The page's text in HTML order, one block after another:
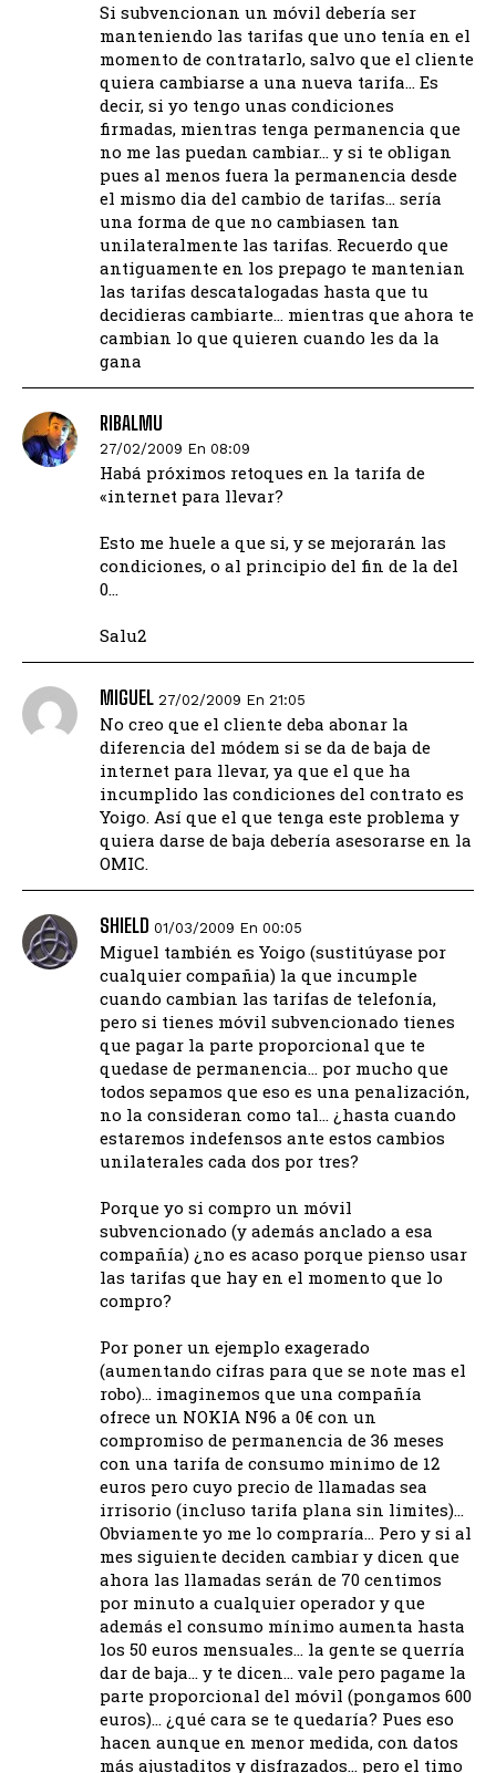
Si subvencionan un móvil debería ser
manteniendo las tarifas que uno tenía en el
momento de contratarlo, salvo que el cliente
quiera cambiarse a una nueva tarifa… Es
decir, si yo tengo unas condiciones
firmadas, mientras tenga permanencia que
no me las puedan cambiar… y si te obligan
pues al menos fuera la permanencia desde
el mismo dia del cambio de tarifas… sería
una forma de que no cambiasen tan
unilateralmente las tarifas. Recuerdo que
antiguamente en los prepago te mantenian
las tarifas descatalogadas hasta que tu
decidieras cambiarte… mientras que ahora te
cambian lo que quieren cuando les da la
gana
RIBALMU
27/02/2009 En 08:09
Habá próximos retoques en la tarifa de
«internet para llevar?
Esto me huele a que si, y se mejorarán las
condiciones, o al principio del fin de la del
0…
Salu2
MIGUEL 27/02/2009 En 21:05
No creo que el cliente deba abonar la
diferencia del módem si se da de baja de
internet para llevar, ya que el que ha
incumplido las condiciones del contrato es
Yoigo. Así que el que tenga este problema y
quiera darse de baja debería asesorarse en la
OMIC.
SHIELD 01/03/2009 En 00:05
Miguel también es Yoigo (sustitúyase por
cualquier compañia) la que incumple
cuando cambian las tarifas de telefonía,
pero si tienes móvil subvencionado tienes
que pagar la parte proporcional que te
quedase de permanencia… por mucho que
todos sepamos que eso es una penalización,
no la consideran como tal… ¿hasta cuando
estaremos indefensos ante estos cambios
unilaterales cada dos por tres?
Porque yo si compro un móvil
subvencionado (y además anclado a esa
compañía) ¿no es acaso porque pienso usar
las tarifas que hay en el momento que lo
compro?
Por poner un ejemplo exagerado
(aumentando cifras para que se note mas el
robo)… imaginemos que una compañía
ofrece un NOKIA N96 a 0€ con un
compromiso de permanencia de 36 meses
con una tarifa de consumo minimo de 12
euros pero cuyo precio de llamadas sea
irrisorio (incluso tarifa plana sin limites)…
Obviamente yo me lo compraría… Pero y si al
mes siguiente deciden cambiar y dicen que
ahora las llamadas serán de 70 centimos
por minuto a cualquier operador y que
además el consumo mínimo aumenta hasta
los 50 euros mensuales… la gente se querría
dar de baja… y te dicen… vale pero pagame la
parte proporcional del móvil (pongamos 600
euros)… ¿qué cara se te quedaría? Pues eso
hacen aunque en menor medida, con datos
más ajustaditos y disfrazados… pero el timo